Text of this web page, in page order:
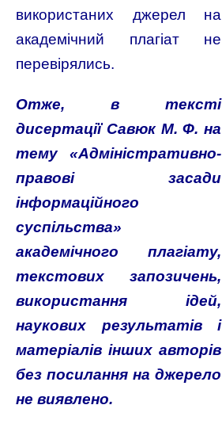
використаних джерел на
академічний плагіат не
перевірялись.
Отже, в тексті
дисертації Савюк М. Ф. на
тему «Адміністративно-
правові засади
інформаційного
суспільства»
академічного плагіату,
текстових запозичень,
використання ідей,
наукових результатів і
матеріалів інших авторів
без посилання на джерело
не виявлено.